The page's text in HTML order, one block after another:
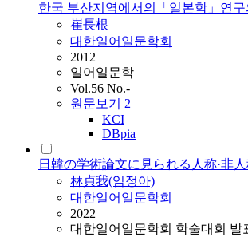
한국 부산지역에서의「일본학」연구
崔長根
대한일어일문학회
2012
일어일문학
Vol.56 No.-
원문보기 2
KCI
DBpia
日韓の学術論文に見られる人称·非
林貞我(임정아)
대한일어일문학회
2022
대한일어일문학회 학술대회 발